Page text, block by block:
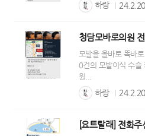
하랑
24.2.20
청담모바로의원
모발을 올바로 똑바
0건의 모발이식 수슬
원...
하랑
24.2.20